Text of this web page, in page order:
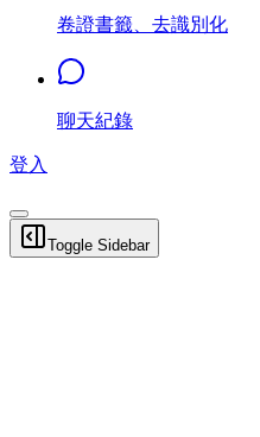
卷證書籤、去識別化
聊天紀錄
登入
Toggle Sidebar